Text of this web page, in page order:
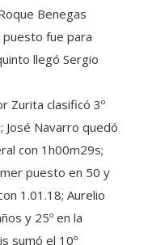
Benegas
puesto fue para
llegó Sergio
Zurita clasificó 3º
José Navarro quedó
con 1h00m29s;
puesto en 50 y
1.01.18; Aurelio
y 25º en la
sumó el 10º